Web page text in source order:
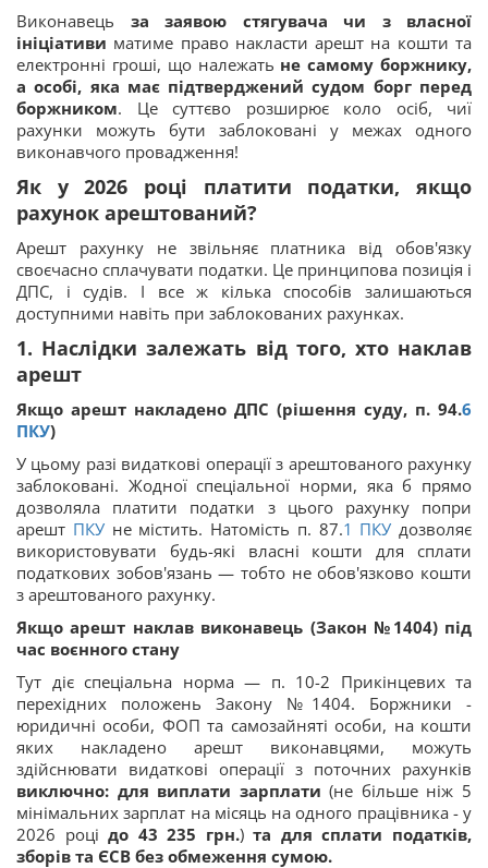
Виконавець за заявою стягувача чи з власної
ініціативи матиме право накласти арешт на кошти та
електронні гроші, що належать не самому боржнику,
а особі, яка має підтверджений судом борг перед
боржником. Це суттєво розширює коло осіб, чиї
рахунки можуть бути заблоковані у межах одного
виконавчого провадження!
Як у 2026 році платити податки, якщо
рахунок арештований?
Арешт рахунку не звільняє платника від обов'язку
своєчасно сплачувати податки. Це принципова позиція і
ДПС, і судів. І все ж кілька способів залишаються
доступними навіть при заблокованих рахунках.
1. Наслідки залежать від того, хто наклав
арешт
Якщо арешт накладено ДПС (рішення суду, п. 94.6
ПКУ)
У цьому разі видаткові операції з арештованого рахунку
заблоковані. Жодної спеціальної норми, яка б прямо
дозволяла платити податки з цього рахунку попри
арешт ПКУне містить. Натомість п. 87.1 ПКУ дозволяє
використовувати будь-які власні кошти для сплати
податкових зобов'язань — тобто не обов'язково кошти
з арештованого рахунку.
Якщо арешт наклав виконавець (Закон №1404) під
час воєнного стану
Тут діє спеціальна норма — п. 10-2 Прикінцевих та
перехідних положень Закону №1404. Боржники -
юридичні особи, ФОП та самозайняті особи, на кошти
яких накладено арешт виконавцями, можуть
здійснювати видаткові операції з поточних рахунків
виключно: для виплати зарплати (не більше ніж 5
мінімальних зарплат на місяць на одного працівника - у
2026 роцідо 43 235 грн.)та для сплати податків,
зборів та ЄСВ без обмеження сумою.